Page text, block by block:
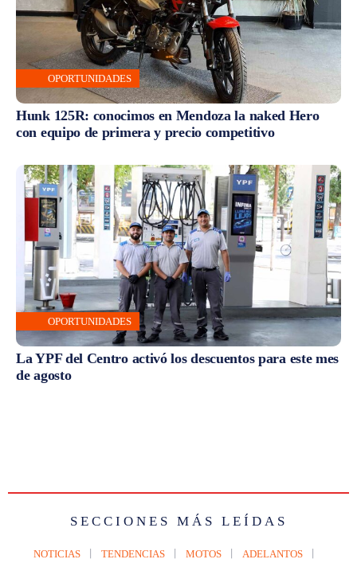
OPORTUNIDADES
Hunk 125R: conocimos en Mendoza la naked Hero
con equipo de primera y precio competitivo
OPORTUNIDADES
La YPF del Centro activó los descuentos para este mes
de agosto
SECCIONES MÁS LEÍDAS
NOTICIAS TENDENCIAS MOTOS ADELANTOS